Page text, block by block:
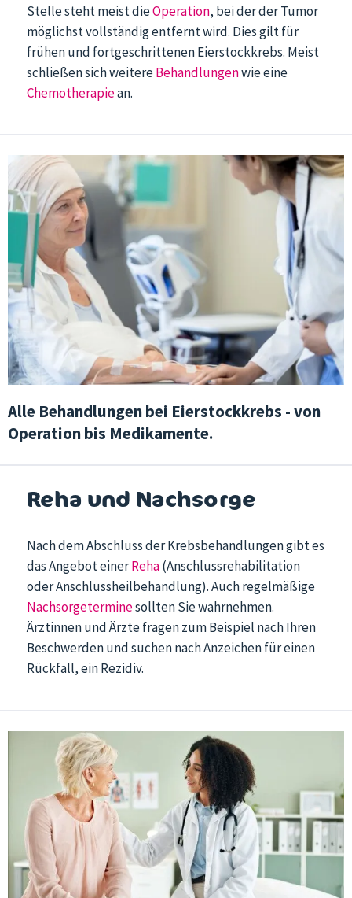
Stelle steht meist dieOperation, bei der der Tumor
möglichst vollständig entfernt wird. Dies gilt für
frühen und fortgeschrittenen Eierstockkrebs. Meist
schließen sich weitereBehandlungenwie eine
Chemotherapiean.
Alle Behandlungen bei Eierstockkrebs - von
Operation bis Medikamente.
Reha und Nachsorge
Nach dem Abschluss der Krebsbehandlungen gibt es
das Angebot einerReha(Anschlussrehabilitation
oder Anschlussheilbehandlung). Auch regelmäßige
Nachsorgeterminesollten Sie wahrnehmen.
Ärztinnen und Ärzte fragen zum Beispiel nach Ihren
Beschwerden und suchen nach Anzeichen für einen
Rückfall, ein Rezidiv.